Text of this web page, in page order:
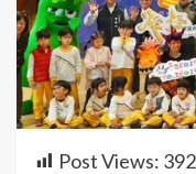
Post Views: 392